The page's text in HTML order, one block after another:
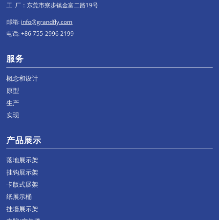
工 厂：东莞市寮步镇金富二路19号
邮箱: info@grandfly.com
电话: +86 755-2996 2199
服务
概念和设计
原型
生产
实现
产品展示
落地展示架
挂钩展示架
卡版式展架
纸展示桶
挂墙展示架